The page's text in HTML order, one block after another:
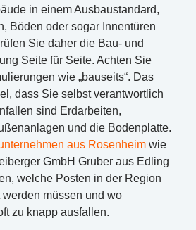
in einem Ausbaustandard,
Böden oder sogar Innentüren
Sie daher die Bau- und
Seite für Seite. Achten Sie
wie „bauseits“. Das
dass Sie selbst verantwortlich
sind Erdarbeiten,
und die Bodenplatte.
aus Rosenheim wie
GmbH Gruber aus Edling
welche Posten in der Region
müssen und wo
zu knapp ausfallen.